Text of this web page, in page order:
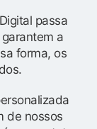
passa
a
forma, os
de nossos